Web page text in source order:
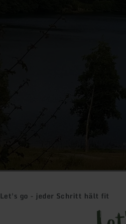
Let's go - jeder Schritt hält fit